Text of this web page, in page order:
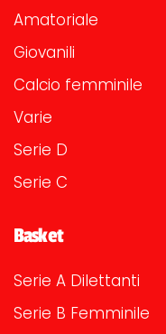
Amatoriale
Giovanili
Calcio femminile
Varie
Serie D
Serie C
Basket
Serie A Dilettanti
Serie B Femminile